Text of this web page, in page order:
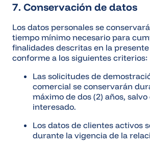
7. Conservación de datos
Los datos personales se
tiempo mínimo necesario para
finalidades descritas en la
conforme a los siguientes criterios:
Las solicitudes de
comercial se conservarán
máximo de dos (2) años,
interesado.
Los datos de clientes activos
durante la vigencia de la